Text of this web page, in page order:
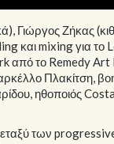
Γιώργος Ζήκας
και mixing για
το Remedy Art
Πλακίτση,
ηθοποιός
των